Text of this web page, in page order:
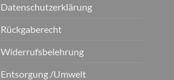
Datenschutzerklärung
Rückgaberecht
Widerrufsbelehrung
Entsorgung /Umwelt